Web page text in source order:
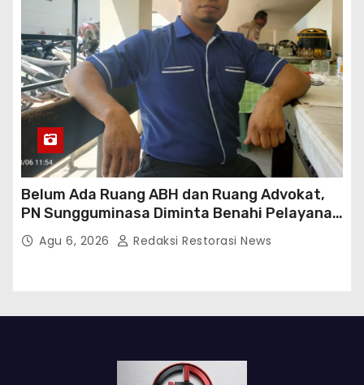
Belum Ada Ruang ABH dan Ruang Advokat,
PN Sungguminasa Diminta Benahi Pelayanan
PublikAgu 6, 2026 Redaksi Restorasi News